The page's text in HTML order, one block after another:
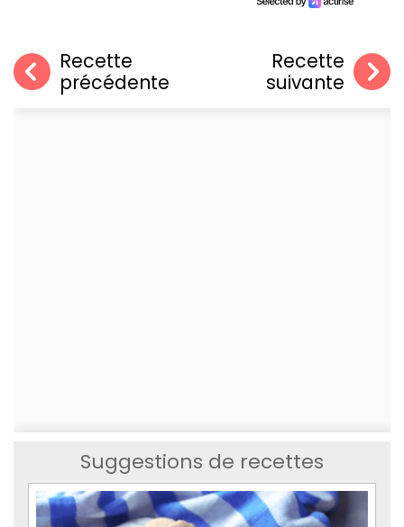
Recette
précédente
Recette
suivante
Suggestions de recettes